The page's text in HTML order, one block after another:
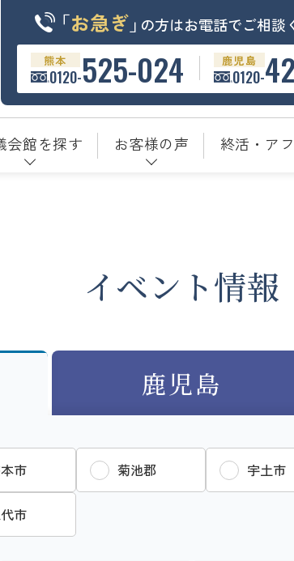
「お急ぎ」 の方はお電話でご相談
熊本
0120-525-024 鹿児島
0120-
会館を探す お客様の声 終活・ア
イベント情報
鹿児島
市 菊池郡 宇土市
市